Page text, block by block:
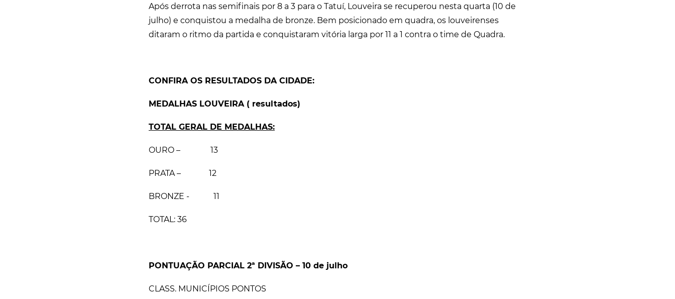
Após derrota nas semifinais por 8 a 3 para o Tatuí, Louveira se recuperou nesta quarta (10 de
julho) e conquistou a medalha de bronze. Bem posicionado em quadra, os louveirenses
ditaram o ritmo da partida e conquistaram vitória larga por 11 a 1 contra o time de Quadra.
CONFIRA OS RESULTADOS DA CIDADE:
MEDALHAS LOUVEIRA ( resultados)
TOTAL GERAL DE MEDALHAS:
OURO – 13
PRATA – 12
BRONZE - 11
TOTAL: 36
PONTUAÇÃO PARCIAL 2ª DIVISÃO – 10 de julho
CLASS. MUNICÍPIOS PONTOS